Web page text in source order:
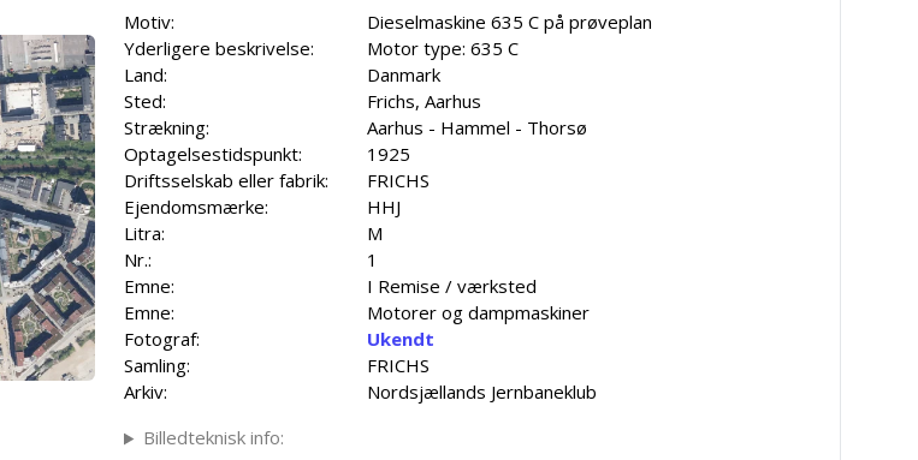
Motiv:
Dieselmaskine 635 C på prøveplan
Yderligere beskrivelse:
Motor type: 635 C
Land:
Danmark
Sted:
Frichs, Aarhus
Strækning:
Aarhus - Hammel - Thorsø
Optagelsestidspunkt:
1925
Driftsselskab eller fabrik:
FRICHS
Ejendomsmærke:
HHJ
Litra:
M
Nr.:
1
Emne:
I Remise / værksted
Emne:
Motorer og dampmaskiner
Fotograf:
Ukendt
Samling:
FRICHS
Arkiv:
Nordsjællands Jernbaneklub
Billedteknisk info: